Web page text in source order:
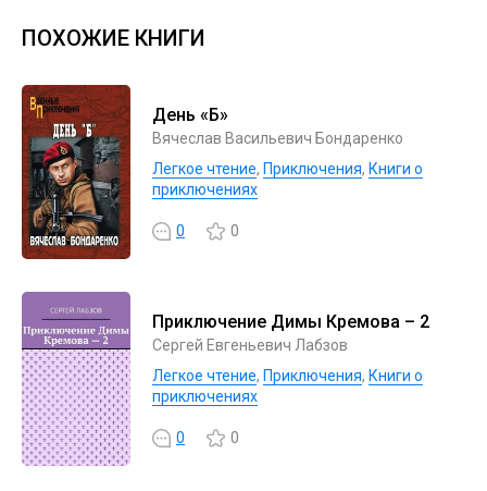
ПОХОЖИЕ КНИГИ
День «Б»
Вячеслав Васильевич Бондаренко
Легкое чтение, Приключения, Книги о
приключениях
0 0
Приключение Димы Кремова – 2
Сергей Евгеньевич Лабзов
Легкое чтение, Приключения, Книги о
приключениях
0 0